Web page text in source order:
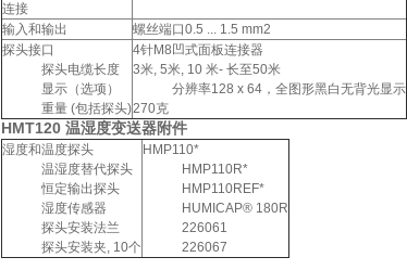
连接
输入和输出
螺丝端口0.5 ... 1.5 mm2
探头接口
探头电缆长度
显示（选项）
重量 (包括探头)
4针M8凹式面板连接器
3米, 5米, 10 米- 长至50米
分辨率128 x 64，全图形黑白无背光显示
270克
HMT120 温湿度变送器附件
湿度和温度探头
温湿度替代探头
恒定输出探头
湿度传感器
探头安装法兰
探头安装夹, 10个
HMP110*
HMP110R*
HMP110REF*
HUMICAP® 180R
226061
226067